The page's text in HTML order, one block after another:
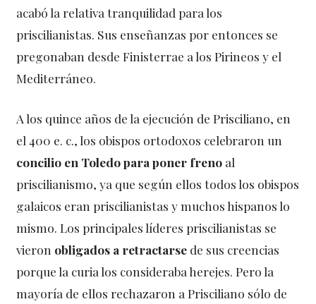
acabó la relativa tranquilidad para los
priscilianistas. Sus enseñanzas por entonces se
pregonaban desde Finisterrae a los Pirineos y el
Mediterráneo.
A los quince años de la ejecución de Prisciliano, en
el 400 e. c., los obispos ortodoxos celebraron un
concilio en Toledo para poner freno al
priscilianismo, ya que según ellos todos los obispos
galaicos eran priscilianistas y muchos hispanos lo
mismo. Los principales líderes priscilianistas se
vieron obligados a retractarse de sus creencias
porque la curia los consideraba herejes. Pero la
mayoría de ellos rechazaron a Prisciliano sólo de